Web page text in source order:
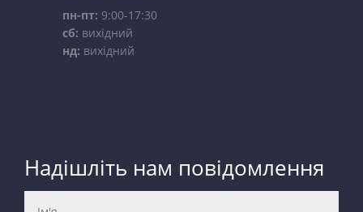
пн-пт: 9:00-17:30
сб: вихідний
нд: вихідний
Надішліть нам повідомлення